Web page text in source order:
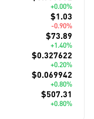
+0.00%
$1.03
-0.90%
$73.89
+1.40%
$0.327622
+0.20%
$0.069942
+0.80%
$507.31
+0.80%